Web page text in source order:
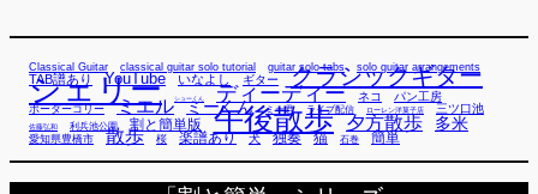
Classical Guitar classical guitar solo tutorial guitar solo tabs solo guitar arrangements
TAB譜あり YouTube いなよし ギター クラシックギター
シェリー シューくん ディーディー ネコ パン工房
ボーダーコリー ミエル ミーくん ミー君 ライブ配信 ローレン洋菓子店 三ツ口池
佐藤弘和 利兵池公園 割と簡単版 午後散歩 夕方散歩 多米
愛知県豊橋市 散歩 桜 楽譜あり 犬 独奏 猫 石巻 簡単